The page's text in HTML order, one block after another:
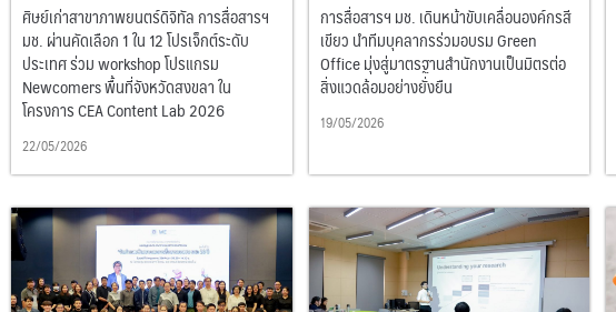
ศิษย์เก่าสาขาภาพยนตร์ดิจิทัล การสื่อสารฯ
มช. ผ่านคัดเลือก 1 ใน 12 โปรเจ็กต์ระดับ
ประเทศ ร่วม workshop โปรแกรม
Newcomers พื้นที่จังหวัดสงขลา ใน
โครงการ CEA Content Lab 2026
22/05/2026
การสื่อสารฯ มช. เดินหน้าขับเคลื่อนองค์กรสี
เขียว นำทีมบุคลากรร่วมอบรม Green
Office มุ่งสู่มาตรฐานสำนักงานเป็นมิตรต่อ
สิ่งแวดล้อมอย่างยั่งยืน
19/05/2026